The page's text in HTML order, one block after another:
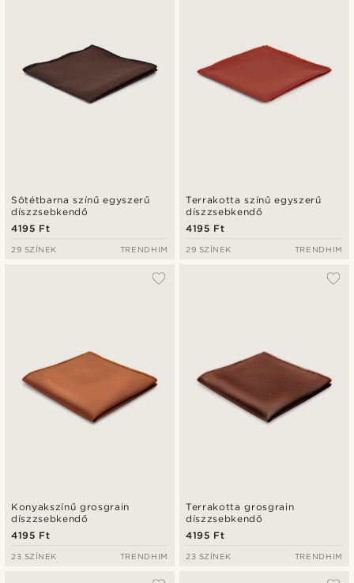
Sötétbarna színű egyszerű
díszzsebkendő
4195 Ft
29 SZÍNEK TRENDHIM
Terrakotta színű egyszerű
díszzsebkendő
4195 Ft
29 SZÍNEK TRENDHIM
Konyakszínű grosgrain
díszzsebkendő
4195 Ft
23 SZÍNEK TRENDHIM
Terrakotta grosgrain
díszzsebkendő
4195 Ft
23 SZÍNEK TRENDHIM